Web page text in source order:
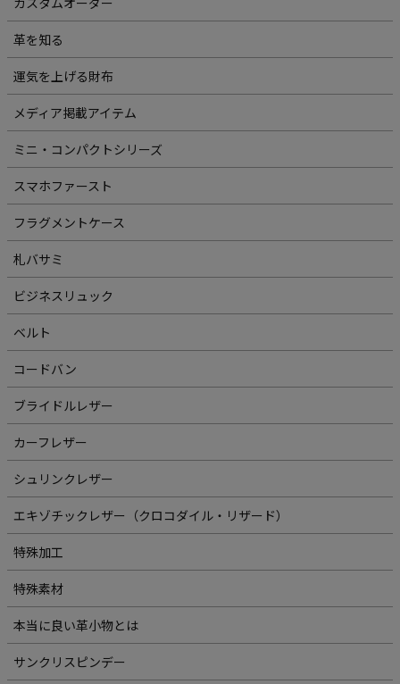
革を知る
運気を上げる財布
メディア掲載アイテム
ミニ・コンパクトシリーズ
スマホファースト
フラグメントケース
札バサミ
ビジネスリュック
ベルト
コードバン
ブライドルレザー
カーフレザー
シュリンクレザー
エキゾチックレザー（クロコダイル・リザード）
特殊加工
特殊素材
本当に良い革小物とは
サンクリスピンデー